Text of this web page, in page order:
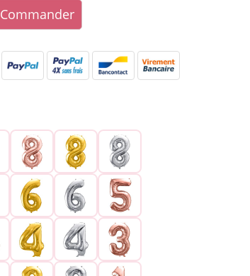
Commander